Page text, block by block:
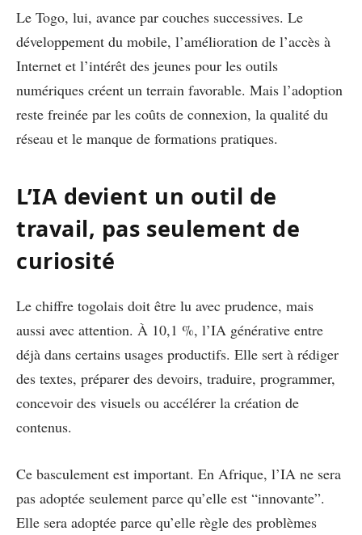
Le Togo, lui, avance par couches successives. Le
développement du mobile, l’amélioration de l’accès à
Internet et l’intérêt des jeunes pour les outils
numériques créent un terrain favorable. Mais l’adoption
reste freinée par les coûts de connexion, la qualité du
réseau et le manque de formations pratiques.
L’IA devient un outil de
travail, pas seulement de
curiosité
Le chiffre togolais doit être lu avec prudence, mais
aussi avec attention. À 10,1 %, l’IA générative entre
déjà dans certains usages productifs. Elle sert à rédiger
des textes, préparer des devoirs, traduire, programmer,
concevoir des visuels ou accélérer la création de
contenus.
Ce basculement est important. En Afrique, l’IA ne sera
pas adoptée seulement parce qu’elle est “innovante”.
Elle sera adoptée parce qu’elle règle des problèmes